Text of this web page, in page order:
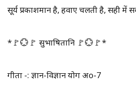
सूर्य प्रकाशमान है, हवाए चलती है, सही
*🚩💮🚩 सुभाषितानि 🚩💮🚩*
गीता -: ज्ञान-विज्ञान योग अo-7